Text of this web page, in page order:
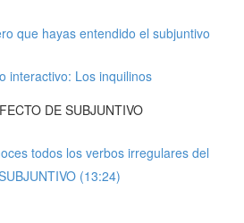
que hayas entendido el subjuntivo
interactivo: Los inquilinos
DE SUBJUNTIVO
todos los verbos irregulares del
(13:24)